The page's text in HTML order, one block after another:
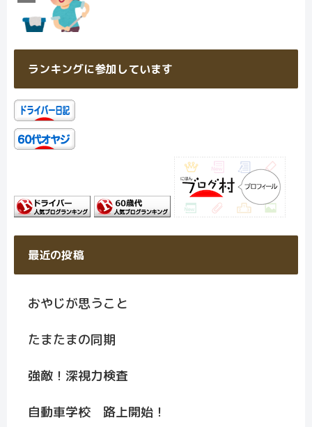
ランキングに参加しています
最近の投稿
おやじが思うこと
たまたまの同期
強敵！深視力検査
自動車学校 路上開始！